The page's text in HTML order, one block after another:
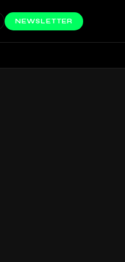
NEWSLETTER